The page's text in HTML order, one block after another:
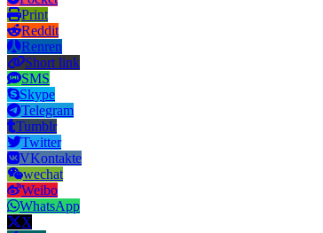
Print
Reddit
Renren
Short link
SMS
Skype
Telegram
Tumblr
Twitter
VKontakte
wechat
Weibo
WhatsApp
X